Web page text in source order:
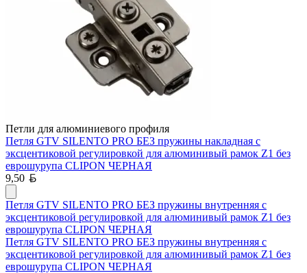
Петли для алюминиевого профиля
Петля GTV SILENTO PRO БЕЗ пружины накладная с
эксцентиковой регулировкой для алюминивый рамок Z1 без
еврошурупа CLIPON ЧЕРНАЯ
9,50
Петля GTV SILENTO PRO БЕЗ пружины внутренняя с
эксцентиковой регулировкой для алюминивый рамок Z1 без
еврошурупа CLIPON ЧЕРНАЯ
Петля GTV SILENTO PRO БЕЗ пружины внутренняя с
эксцентиковой регулировкой для алюминивый рамок Z1 без
еврошурупа CLIPON ЧЕРНАЯ